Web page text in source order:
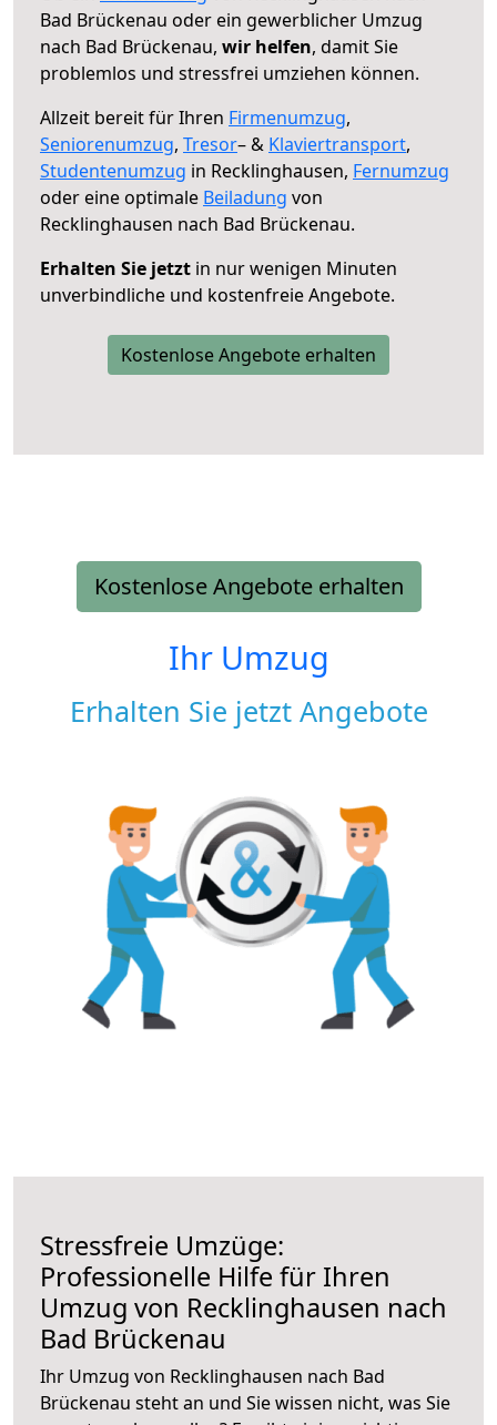
Bad Brückenau oder ein gewerblicher Umzug
nach Bad Brückenau, wir helfen, damit Sie
problemlos und stressfrei umziehen können.
Allzeit bereit für Ihren Firmenumzug,
Seniorenumzug, Tresor– & Klaviertransport,
Studentenumzug in Recklinghausen, Fernumzug
oder eine optimale Beiladung von
Recklinghausen nach Bad Brückenau.
Erhalten Sie jetzt in nur wenigen Minuten
unverbindliche und kostenfreie Angebote.
Kostenlose Angebote erhalten
Kostenlose Angebote erhalten
Ihr Umzug
Erhalten Sie jetzt Angebote
Stressfreie Umzüge:
Professionelle Hilfe für Ihren
Umzug von Recklinghausen nach
Bad Brückenau
Ihr Umzug von Recklinghausen nach Bad
Brückenau steht an und Sie wissen nicht, was Sie